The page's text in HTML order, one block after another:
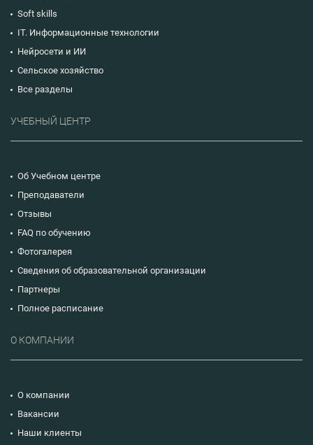
Soft skills
IT. Информационные технологии
Нейросети и ИИ
Сельское хозяйство
Все разделы
УЧЕБНЫЙ ЦЕНТР
Об Учебном центре
Преподаватели
Отзывы
FAQ по обучению
Фотогалерея
Сведения об образовательной организации
Партнеры
Полное расписание
О КОМПАНИИ
О компании
Вакансии
Наши клиенты